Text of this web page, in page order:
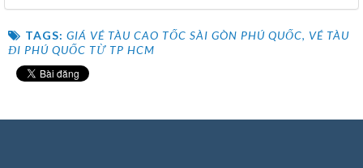
TAGS: GIÁ VÉ TÀU CAO TỐC SÀI GÒN PHÚ QUỐC, VÉ TÀU
ĐI PHÚ QUỐC TỪ TP HCM